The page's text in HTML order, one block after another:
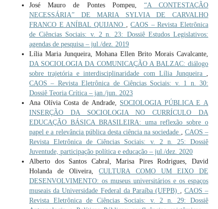
José Mauro de Pontes Pompeu, “A CONTESTAÇÃO
NECESSÁRIA” DE MARIA SYLVIA DE CARVALHO
FRANCO E ANÍBAL QUIJANO ,CAOS – Revista Eletrônica
de Ciências Sociais: v. 2 n. 23: Dossiê Estudos Legislativos:
agendas de pesquisa – jul./dez. 2019
Lília Maria Junqueira, Mohana Ellen Brito Morais Cavalcante,
DA SOCIOLOGIA DA COMUNICAÇÃO A BALZAC: diálogo
sobre trajetória e interdisciplinaridade com Lília Junqueira ,
CAOS – Revista Eletrônica de Ciências Sociais: v. 1 n. 30:
Dossiê Teoria Crítica – jan./jun. 2023
Ana Olívia Costa de Andrade, SOCIOLOGIA PÚBLICA E A
INSERÇÃO DA SOCIOLOGIA NO CURRÍCULO DA
EDUCAÇÃO BÁSICA BRASILEIRA: uma reflexão sobre o
papel e a relevância pública desta ciência na sociedade , CAOS –
Revista Eletrônica de Ciências Sociais: v. 2 n. 25: Dossiê
Juventude, participação política e educação – jul./dez. 2020
Alberto dos Santos Cabral, Marisa Pires Rodrigues, David
Holanda de Oliveira,CULTURA COMO UM EIXO DE
DESENVOLVIMENTO: os museus universitários e os espaços
museais da Universidade Federal da Paraíba (UFPB) , CAOS –
Revista Eletrônica de Ciências Sociais: v. 2 n. 29: Dossiê